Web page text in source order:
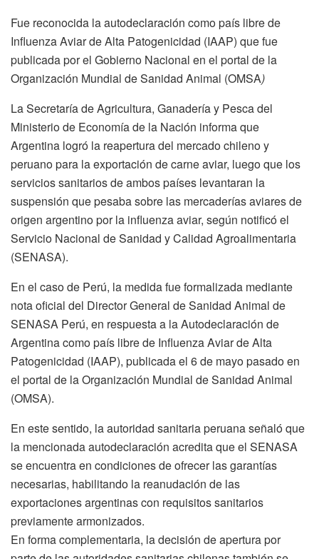
Fue reconocida la autodeclaración como país libre de
Influenza Aviar de Alta Patogenicidad (IAAP) que fue
publicada por el Gobierno Nacional en el portal de la
Organización Mundial de Sanidad Animal (OMSA)
La Secretaría de Agricultura, Ganadería y Pesca del
Ministerio de Economía de la Nación informa que
Argentina logró la reapertura del mercado chileno y
peruano para la exportación de carne aviar, luego que los
servicios sanitarios de ambos países levantaran la
suspensión que pesaba sobre las mercaderías aviares de
origen argentino por la influenza aviar, según notificó el
Servicio Nacional de Sanidad y Calidad Agroalimentaria
(SENASA).
En el caso de Perú, la medida fue formalizada mediante
nota oficial del Director General de Sanidad Animal de
SENASA Perú, en respuesta a la Autodeclaración de
Argentina como país libre de Influenza Aviar de Alta
Patogenicidad (IAAP), publicada el 6 de mayo pasado en
el portal de la Organización Mundial de Sanidad Animal
(OMSA).
En este sentido, la autoridad sanitaria peruana señaló que
la mencionada autodeclaración acredita que el SENASA
se encuentra en condiciones de ofrecer las garantías
necesarias, habilitando la reanudación de las
exportaciones argentinas con requisitos sanitarios
previamente armonizados.
En forma complementaria, la decisión de apertura por